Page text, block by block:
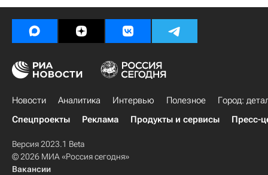
Новости Аналитика Интервью Полезное
Город:
Спецпроекты
Реклама Продукты и сервисы Пресс-
Версия 2023.1 Beta
© 2026 МИА «Россия сегодня»
Вакансии